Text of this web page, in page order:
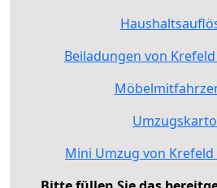
Beiladungen von
Mini Umzug von